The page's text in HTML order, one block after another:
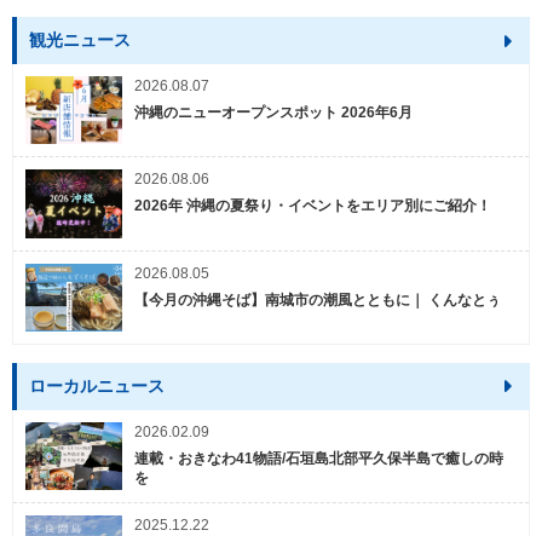
観光ニュース
2026.08.07
沖縄のニューオープンスポット 2026年6月
2026.08.06
2026年 沖縄の夏祭り・イベントをエリア別にご紹介！
2026.08.05
【今月の沖縄そば】南城市の潮風とともに｜ くんなとぅ
ローカルニュース
2026.02.09
連載・おきなわ41物語/石垣島北部平久保半島で癒しの時
を
2025.12.22